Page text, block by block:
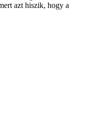
azt hiszik, hogy a